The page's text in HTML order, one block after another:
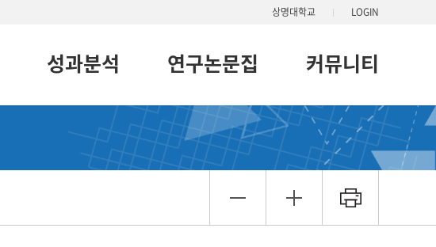
상명대학교 LOGIN
성과분석 연구논문집 커뮤니티